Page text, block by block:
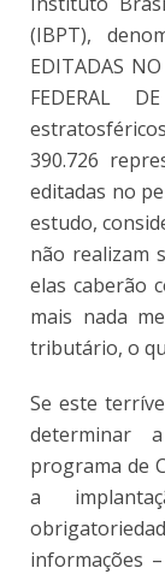
(IBPT),
EDITADAS
FEDERAL
390.726
editadas no
estudo,
não realizam
elas caberão
mais nada
tributário, o
Se este
determinar
programa de
a
informações